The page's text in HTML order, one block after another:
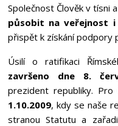
Společnost Člověk v tísni
působit na veřejnost
přispět k získání podpory
Úsilí o ratifikaci
završeno dne 8.
prezident republiky.
1.10.2009, kdy se naše
stranou Statutu a